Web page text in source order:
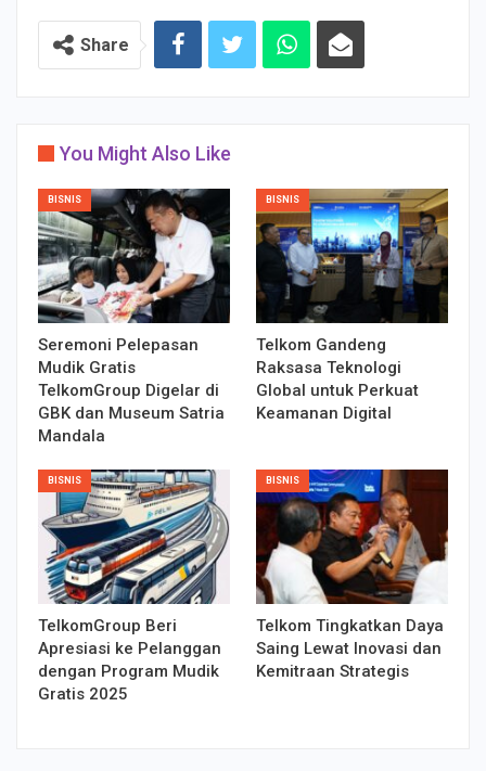
Share
You Might Also Like
BISNIS
Seremoni Pelepasan
Mudik Gratis
TelkomGroup Digelar di
GBK dan Museum Satria
Mandala
BISNIS
Telkom Gandeng
Raksasa Teknologi
Global untuk Perkuat
Keamanan Digital
BISNIS
TelkomGroup Beri
Apresiasi ke Pelanggan
dengan Program Mudik
Gratis 2025
BISNIS
Telkom Tingkatkan Daya
Saing Lewat Inovasi dan
Kemitraan Strategis